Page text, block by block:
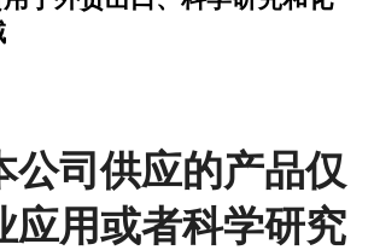
公司供应的产品仅
应用或者科学研究